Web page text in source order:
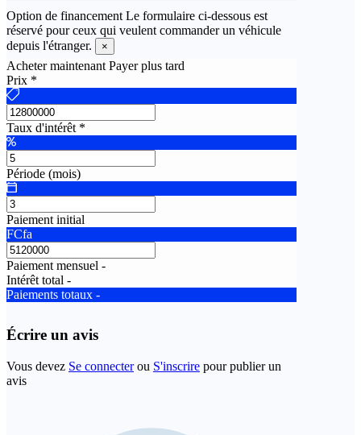
Option de financement Le formulaire ci-dessous est
réservé pour ceux qui veulent commander un véhicule
depuis l'étranger.
×
Acheter maintenant Payer plus tard
Prix *
Taux d'intérêt *
Période (mois)
Paiement initial
FCfa
Paiement mensuel -
Intérêt total -
Paiements totaux -
Écrire un avis
Vous devez Se connecterou S'inscrire pour publier un
avis